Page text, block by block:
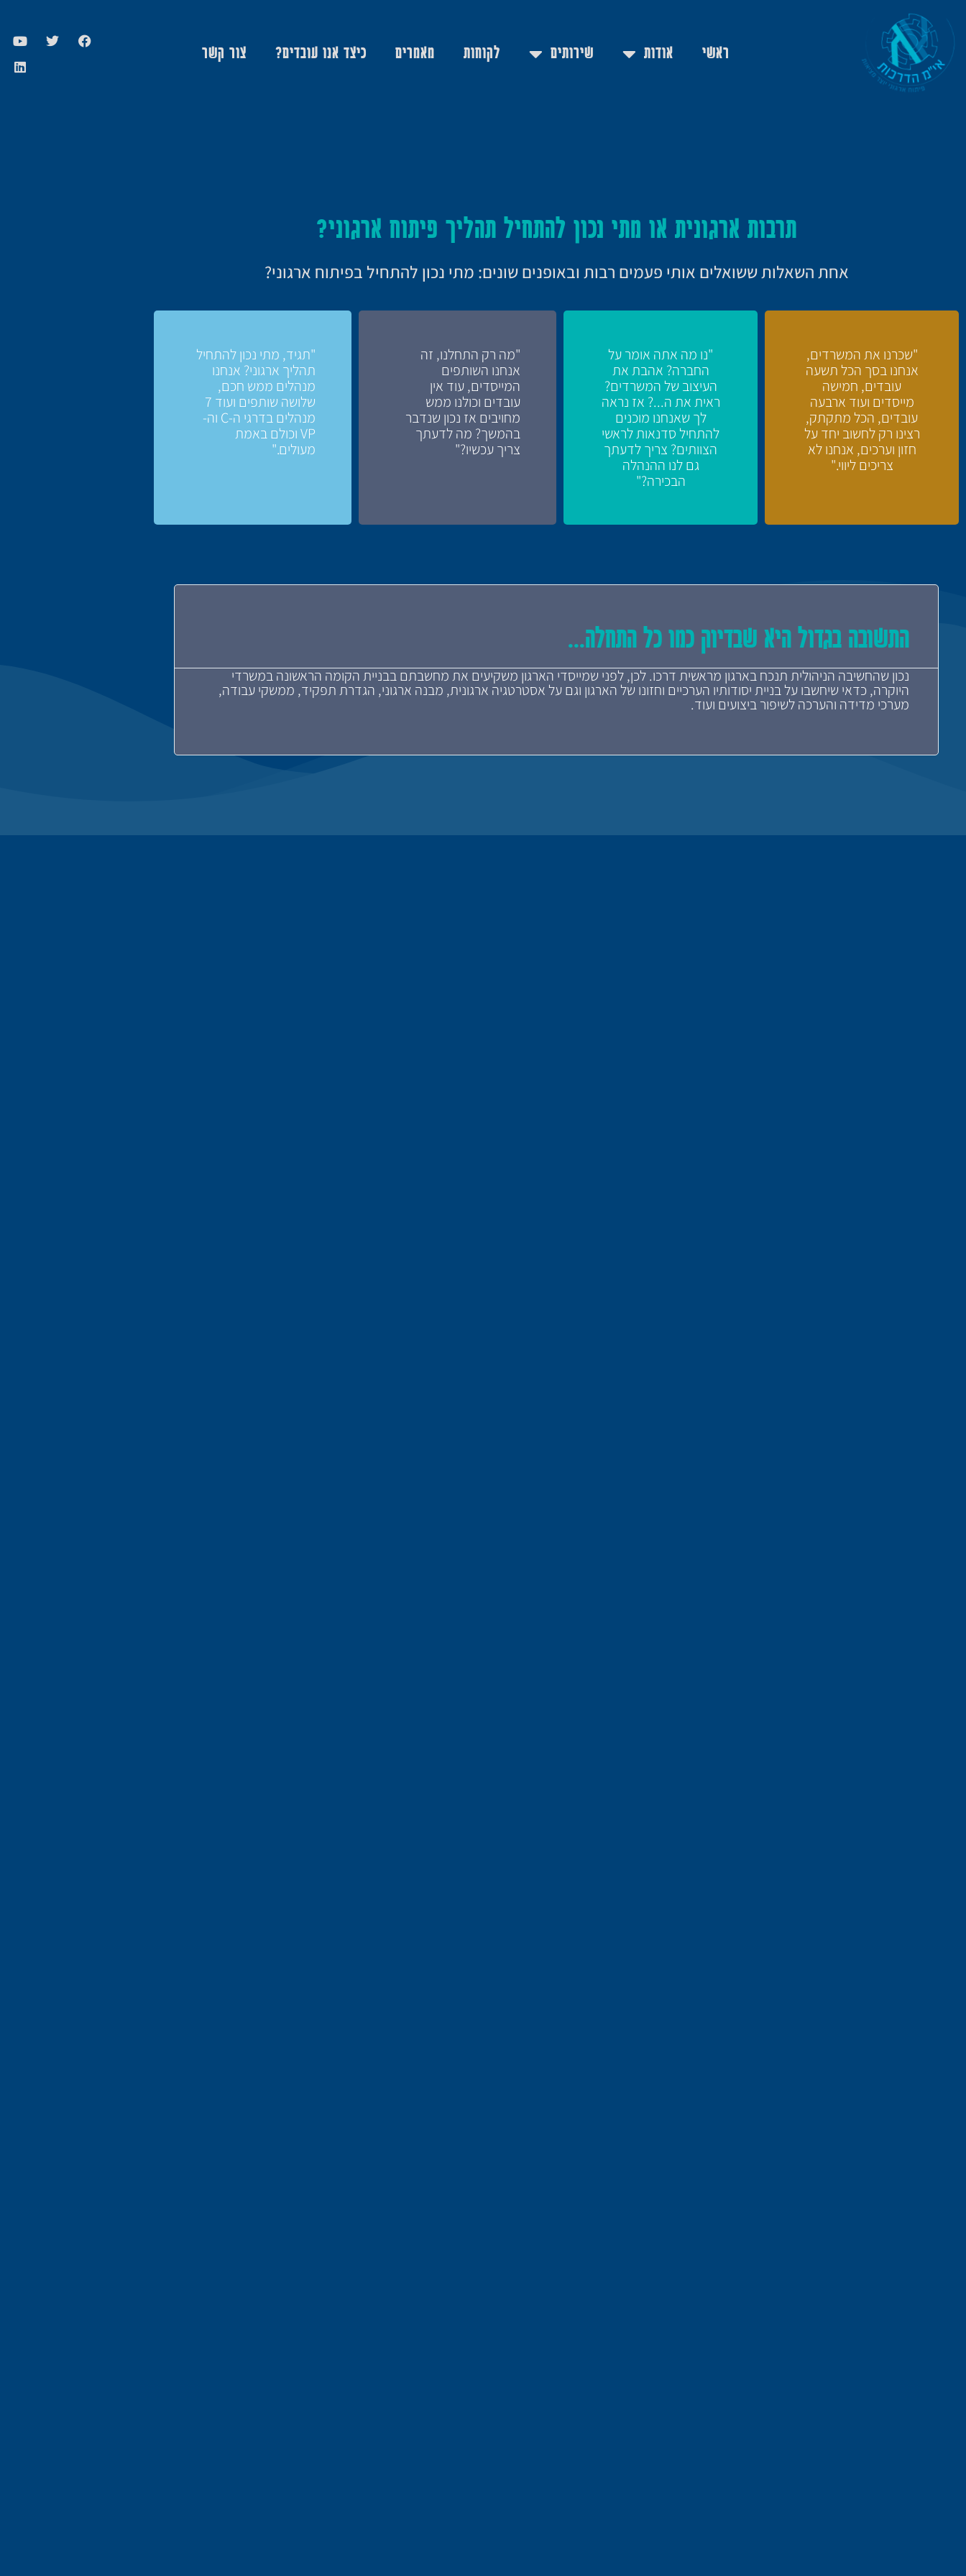
ראשי אודות שירותים לקוחות מאמרים כיצד אנו עובדים? צור קשר
תרבות ארגונית או מתי נכון להתחיל תהליך פיתוח ארגוני?
אחת השאלות ששואלים אותי פעמים רבות ובאופנים שונים: מתי נכון להתחיל בפיתוח ארגוני?
"שכרנו את המשרדים,
אנחנו בסך הכל תשעה
עובדים, חמישה
מייסדים ועוד ארבעה
עובדים, הכל מתקתק,
רצינו רק לחשוב יחד על
חזון וערכים, אנחנו לא
צריכים ליווי."
"נו מה אתה אומר על
החברה? אהבת את
העיצוב של המשרדים?
ראית את ה...? אז נראה
לך שאנחנו מוכנים
להתחיל סדנאות לראשי
הצוותים? צריך לדעתך
גם לנו ההנהלה
הבכירה?"
"מה רק התחלנו, זה
אנחנו השותפים
המייסדים, עוד אין
עובדים וכולנו ממש
מחויבים אז נכון שנדבר
בהמשך? מה לדעתך
צריך עכשיו?"
"תגיד, מתי נכון להתחיל
תהליך ארגוני? אנחנו
מנהלים ממש חכם,
שלושה שותפים ועוד 7
מנהלים בדרגי ה-C וה-
VP וכולם באמת
מעולים."
התשובה בגדול היא שבדיוק כמו כל התחלה...
נכון שהחשיבה הניהולית תנכח בארגון מראשית דרכו. לכן, לפני שמייסדי הארגון משקיעים את מחשבתם בבניית הקומה הראשונה במשרדי
היוקרה, כדאי שיחשבו על בניית יסודותיו הערכיים וחזונו של הארגון וגם על אסטרטגיה ארגונית, מבנה ארגוני, הגדרת תפקיד, ממשקי עבודה,
מערכי מדידה והערכה לשיפור ביצועים ועוד.